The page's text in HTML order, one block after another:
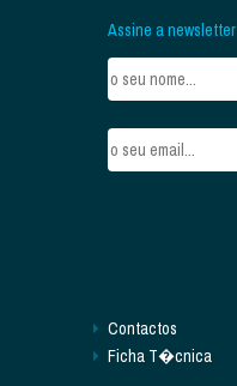
Assine a newsletter
Contactos
Ficha T�cnica